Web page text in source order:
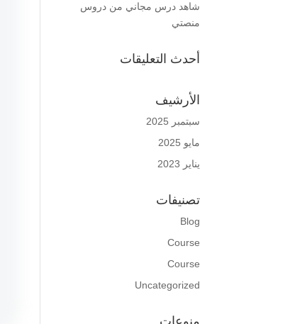
شاهد درس مجاني من دروس
منصتي
أحدث التعليقات
الأرشيف
سبتمبر 2025
مايو 2025
يناير 2023
تصنيفات
Blog
Course
Course
Uncategorized
منوعات